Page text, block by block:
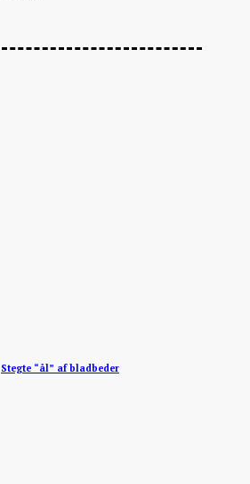
Stegte “ål” af bladbeder